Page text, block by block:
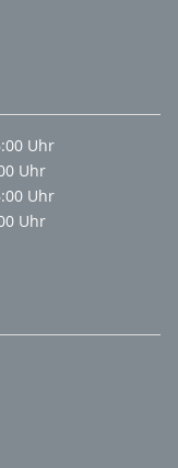
Uhr
Uhr
Uhr
Uhr